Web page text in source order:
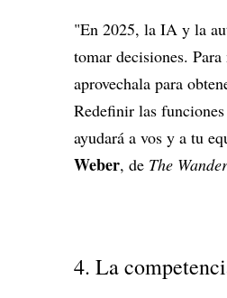
"En 2025, la IA y la
tomar decisiones.
aprovechala para
Redefinir las
ayudará a vos y a tu
Weber, de The
4. La